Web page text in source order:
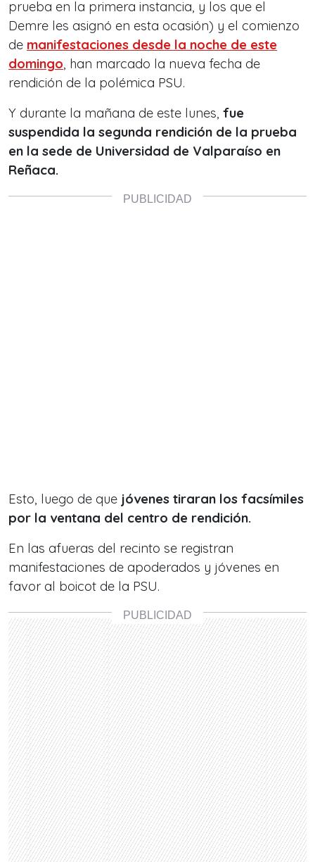
prueba en la primera instancia, y los que el
Demre les asignó en esta ocasión) y el comienzo
de manifestaciones desde la noche de este
domingo, han marcado la nueva fecha de
rendición de la polémica PSU.
Y durante la mañana de este lunes, fue
suspendida la segunda rendición de la prueba
en la sede de Universidad de Valparaíso en
Reñaca.
Esto, luego de que jóvenes tiraran los facsímiles
por la ventana del centro de rendición.
En las afueras del recinto se registran
manifestaciones de apoderados y jóvenes en
favor al boicot de la PSU.